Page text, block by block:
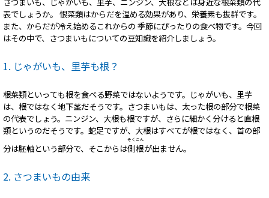
表でしょうか。 恨菜類はからだを温める効果があり、栄養素も抜群です。
また、からだが冷え始めるこれからの 季節にぴったりの食べ物です。今回
はその中で、さつまいもについての豆知識を紹介しましょう。
1. じゃがいも、里芋も根？
根菜類といっても根を食べる野菜ではないようです。じゃがいも、里芋
は、根ではなく地下茎だそうです。さつまいもは、太った根の部分で根菜
の代表でしょう。ニンジン、大根も根ですが、さらに細かく分けると直根
類というのだそうです。蛇足ですが、大根はすべてが根ではなく、首の部
分は胚軸という部分で、そこからは側根
そくこん
が出ません。
2. さつまいもの由来